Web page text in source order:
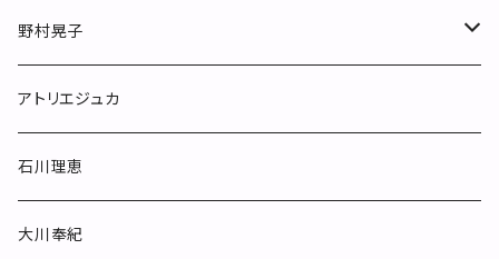
野村晃子
マグカップ
めしわん
フリーカップ
アトリエジュカ
石川理恵
大川奉紀